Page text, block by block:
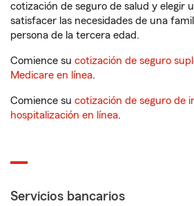
cotización de seguro de salud y elegir
satisfacer las necesidades de una
persona de la tercera edad.
Comience su cotización de seguro
Medicare en línea.
Comience su cotización de seguro de
hospitalización en línea.
Servicios bancarios